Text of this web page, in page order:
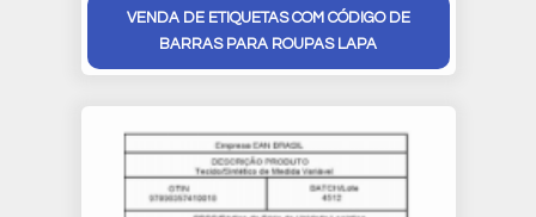
VENDA DE ETIQUETAS COM CÓDIGO DE
BARRAS PARA ROUPAS LAPA